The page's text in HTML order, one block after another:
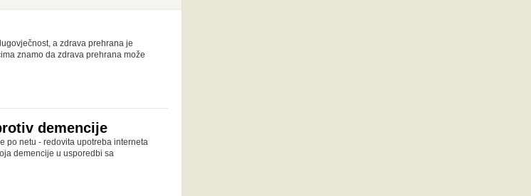
a zdrava prehrana je
znamo da zdrava prehrana može
demencije
po netu - redovita upotreba interneta
demencije u usporedbi sa